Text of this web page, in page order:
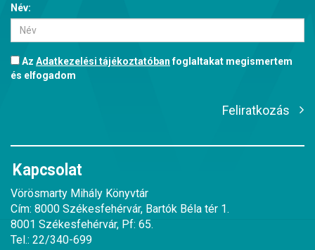
Név:
Az Adatkezelési tájékoztatóbanfoglaltakat megismertem
és elfogadom
Feliratkozás
Kapcsolat
Vörösmarty Mihály Könyvtár
Cím: 8000 Székesfehérvár, Bartók Béla tér 1.
8001 Székesfehérvár, Pf: 65.
Tel.: 22/340-699